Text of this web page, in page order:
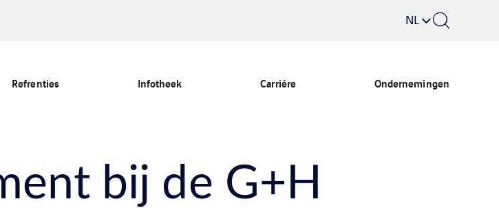
NL
Refrenties Infotheek Carriére Ondernemingen
bij de G+H